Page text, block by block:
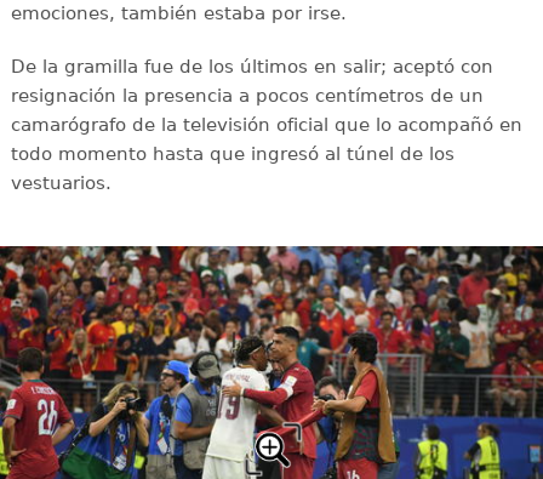
emociones, también estaba por irse.
De la gramilla fue de los últimos en salir; aceptó con
resignación la presencia a pocos centímetros de un
camarógrafo de la televisión oficial que lo acompañó en
todo momento hasta que ingresó al túnel de los
vestuarios.